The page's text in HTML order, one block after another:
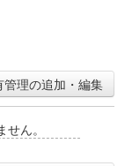
管理の追加・編集
ん。